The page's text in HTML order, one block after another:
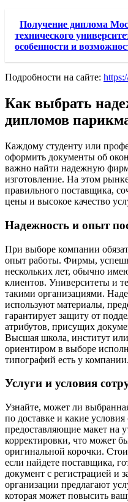
Получение диплома
технического
особенности и
Подробности на сайте:
Как выбрать
дипломов
Каждому студенту или
оформить документы об
важно найти надежную
изготовление. На этом
правильного поставщика,
цены и высокое качество
Надежность и опыт
При выборе компании
опыт работы. Фирмы,
нескольких лет, обычно
клиентов. Университеты и
такими организациями.
используют материалы,
гарантирует защиту от
атрибутов, присущих
Высшая школа, институт
ориентиром в выборе
типографий есть у компании.
Услуги и условия
Узнайте, может ли
по доставке и какие
предоставляющие макет на
корректировки, что может
оригинальной корочки.
если найдете поставщика,
документ с регистрацией и
организации предлагают
которая может повысить